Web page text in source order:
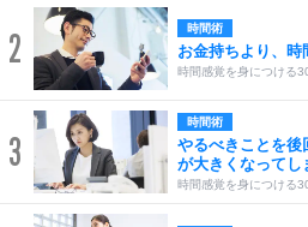
2 時間術
お金持ちより、時
時間感覚を身につける
3
時間術
やるべきことを後
が大きくなってし
時間感覚を身につける